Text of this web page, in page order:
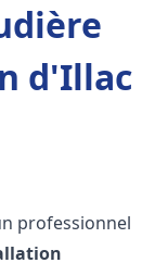
d'Illac
professionnel